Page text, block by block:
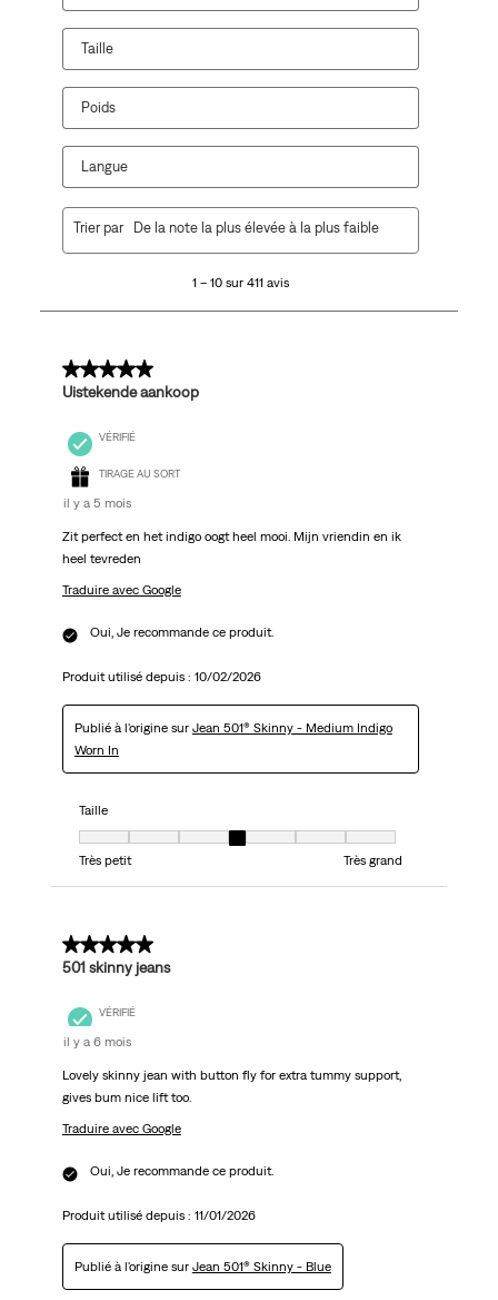
Taille
Poids
Langue
411
1 – 10 sur 411 avis
Trier par De la note la plus élevée à la plus faible
5 sur 5 étoiles.
Uistekende aankoop
VÉRIFIÉ
TIRAGE AU SORT
il y a 5 mois
Zit perfect en het indigo oogt heel mooi. Mijn vriendin en ik
heel tevreden
Traduire avec Google
Oui, Je recommande ce produit.
Produit utilisé depuis : 10/02/2026
Publié à l'origine sur Jean 501® Skinny - Medium Indigo
Worn In
Taille
Taille, 4 sur 7, où 1 est égal à Très petit et 7 est égal à Très grand
Très petit
Très grand
5 sur 5 étoiles.
501 skinny jeans
VÉRIFIÉ
il y a 6 mois
Lovely skinny jean with button fly for extra tummy support,
gives bum nice lift too.
Traduire avec Google
Oui, Je recommande ce produit.
Produit utilisé depuis : 11/01/2026
Publié à l'origine sur Jean 501® Skinny - Blue